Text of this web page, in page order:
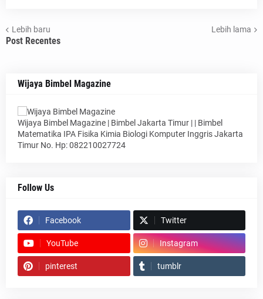
Lebih baru Lebih lama
Post Recentes
Wijaya Bimbel Magazine
Wijaya Bimbel Magazine | Bimbel Jakarta Timur | | Bimbel
Matematika IPA Fisika Kimia Biologi Komputer Inggris Jakarta
Timur No. Hp: 082210027724
Follow Us
Facebook Twitter
YouTube Instagram
pinterest tumblr